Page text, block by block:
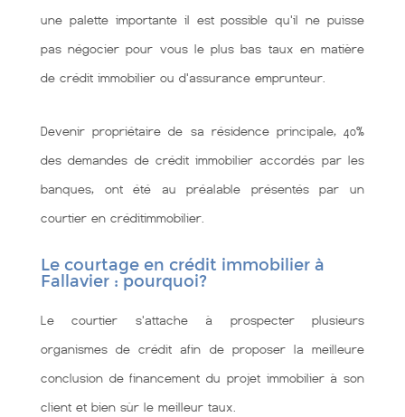
une palette importante il est possible qu'il ne puisse
pas négocier pour vous le plus bas taux en matière
de crédit immobilier ou d'assurance emprunteur.
Devenir propriétaire de sa résidence principale, 40%
des demandes de crédit immobilier accordés par les
banques, ont été au préalable présentés par un
courtier en créditimmobilier.
Le courtage en crédit immobilier à
Fallavier : pourquoi?
Le courtier s'attache à prospecter plusieurs
organismes de crédit afin de proposer la meilleure
conclusion de financement du projet immobilier à son
client et bien sùr le meilleur taux.